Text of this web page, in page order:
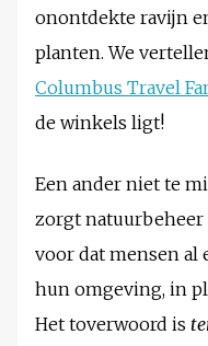
onontdekte ravijn
planten. We
Columbus Travel
de winkels ligt!
Een ander niet te
zorgt
voor dat mensen al
hun omgeving, in
Het toverwoord is